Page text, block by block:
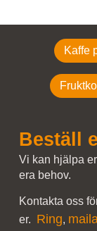
Kaffe
Beställ
Vi kan hjälpa
era behov.
Kontakta oss
er. Ring, maila